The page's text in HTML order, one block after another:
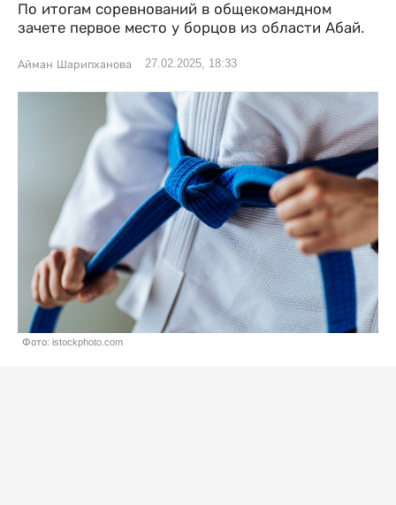
По итогам соревнований в общекомандном
зачете первое место у борцов из области Абай.
Айман Шарипханова 27.02.2025, 18:33
Фото: istockphoto.com